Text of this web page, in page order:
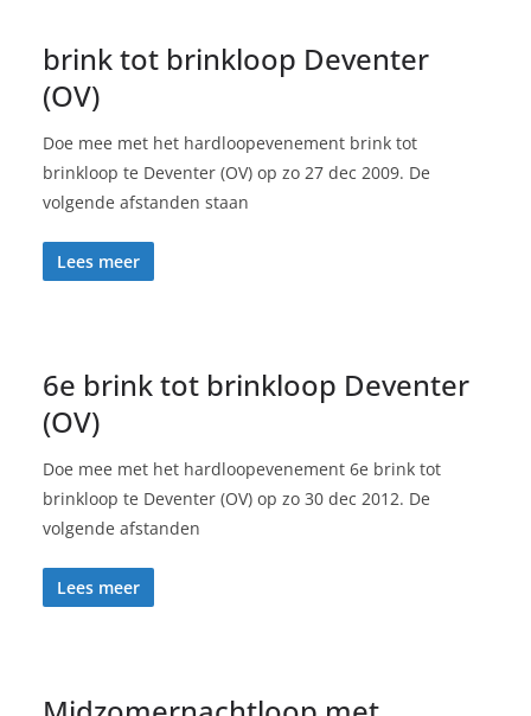
brink tot brinkloop Deventer
(OV)
Doe mee met het hardloopevenement brink tot
brinkloop te Deventer (OV) op zo 27 dec 2009. De
volgende afstanden staan
Lees meer
6e brink tot brinkloop Deventer
(OV)
Doe mee met het hardloopevenement 6e brink tot
brinkloop te Deventer (OV) op zo 30 dec 2012. De
volgende afstanden
Lees meer